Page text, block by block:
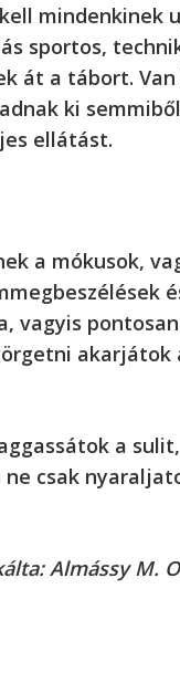
mindenkinek
sportos,
át a tábort.
ki
ellátást.
a mókusok,
vagyis
a
csak
Almássy M.